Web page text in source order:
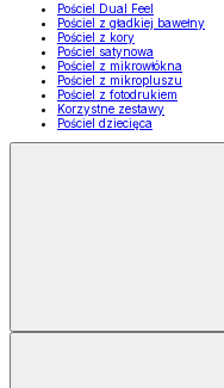
Pościel Dual Feel
Pościel z gładkiej bawełny
Pościel z kory
Pościel satynowa
Pościel z mikrowłókna
Pościel z mikropluszu
Pościel z fotodrukiem
Korzystne zestawy
Pościel dziecięca